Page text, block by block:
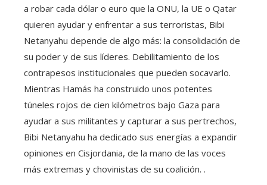
a robar cada dólar o euro que la ONU, la UE o Qatar
quieren ayudar y enfrentar a sus terroristas, Bibi
Netanyahu depende de algo más: la consolidación de
su poder y de sus líderes. Debilitamiento de los
contrapesos institucionales que pueden socavarlo.
Mientras Hamás ha construido unos potentes
túneles rojos de cien kilómetros bajo Gaza para
ayudar a sus militantes y capturar a sus pertrechos,
Bibi Netanyahu ha dedicado sus energías a expandir
opiniones en Cisjordania, de la mano de las voces
más extremas y chovinistas de su coalición. .